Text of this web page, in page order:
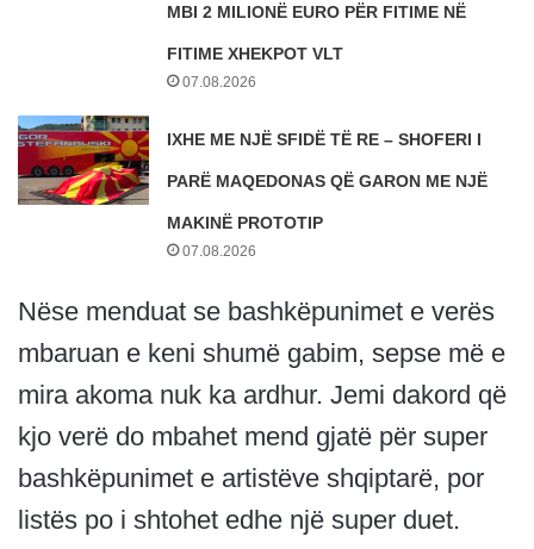
MBI 2 MILIONË EURO PËR FITIME NË
FITIME XHEKPOT VLT
07.08.2026
IXHE ME NJË SFIDË TË RE – SHOFERI I
PARË MAQEDONAS QË GARON ME NJË
MAKINË PROTOTIP
07.08.2026
Nëse menduat se bashkëpunimet e verës
mbaruan e keni shumë gabim, sepse më e
mira akoma nuk ka ardhur. Jemi dakord që
kjo verë do mbahet mend gjatë për super
bashkëpunimet e artistëve shqiptarë, por
listës po i shtohet edhe një super duet.